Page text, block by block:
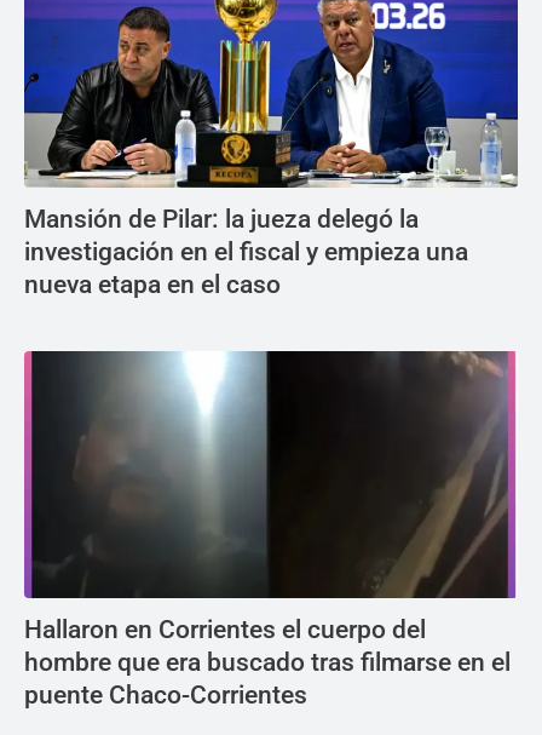
Mansión de Pilar: la jueza delegó la
investigación en el fiscal y empieza una
nueva etapa en el caso
Hallaron en Corrientes el cuerpo del
hombre que era buscado tras filmarse en el
puente Chaco-Corrientes